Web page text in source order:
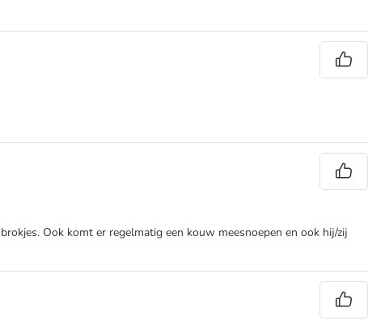
Ook komt er regelmatig een kouw meesnoepen en ook hij/zij